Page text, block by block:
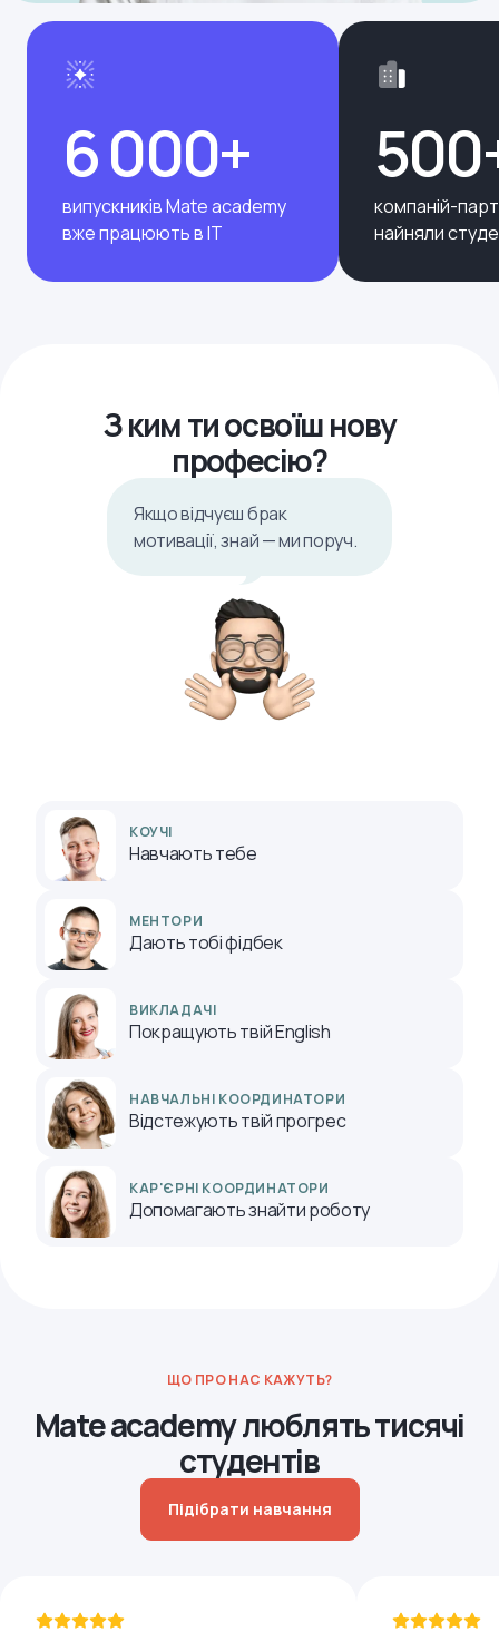
6 000+
випускників Mate academy
вже працюють в ІТ
компаній-
найняли
З ким ти освоїш нову
професію?
Якщо відчуєш брак
мотивації, знай — ми поруч.
КОУЧІ
Навчають тебе
МЕНТОРИ
Дають тобі фідбек
ВИКЛАДАЧІ
Покращують твій English
НАВЧАЛЬНІ КООРДИНАТОРИ
Відстежують твій прогрес
КАР'ЄРНІ КООРДИНАТОРИ
Допомагають знайти роботу
ЩО ПРО НАС КАЖУТЬ?
Mate academy люблять тисячі
студентів
Підібрати навчання